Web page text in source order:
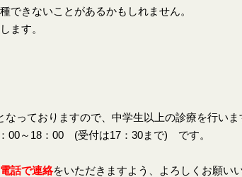
できないことがあるかもしれません。
ます。
なっておりますので、中学生以上の診療を行いま
00～18：00 (受付は17：30まで) です。
話で連絡をいただきますよう、よろしくお願い